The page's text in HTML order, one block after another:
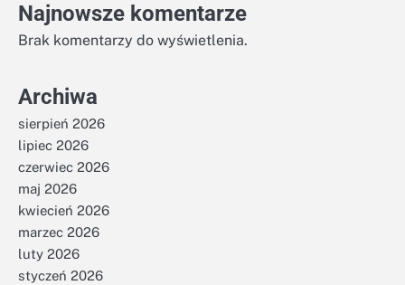
Najnowsze komentarze
Brak komentarzy do wyświetlenia.
Archiwa
sierpień 2026
lipiec 2026
czerwiec 2026
maj 2026
kwiecień 2026
marzec 2026
luty 2026
styczeń 2026